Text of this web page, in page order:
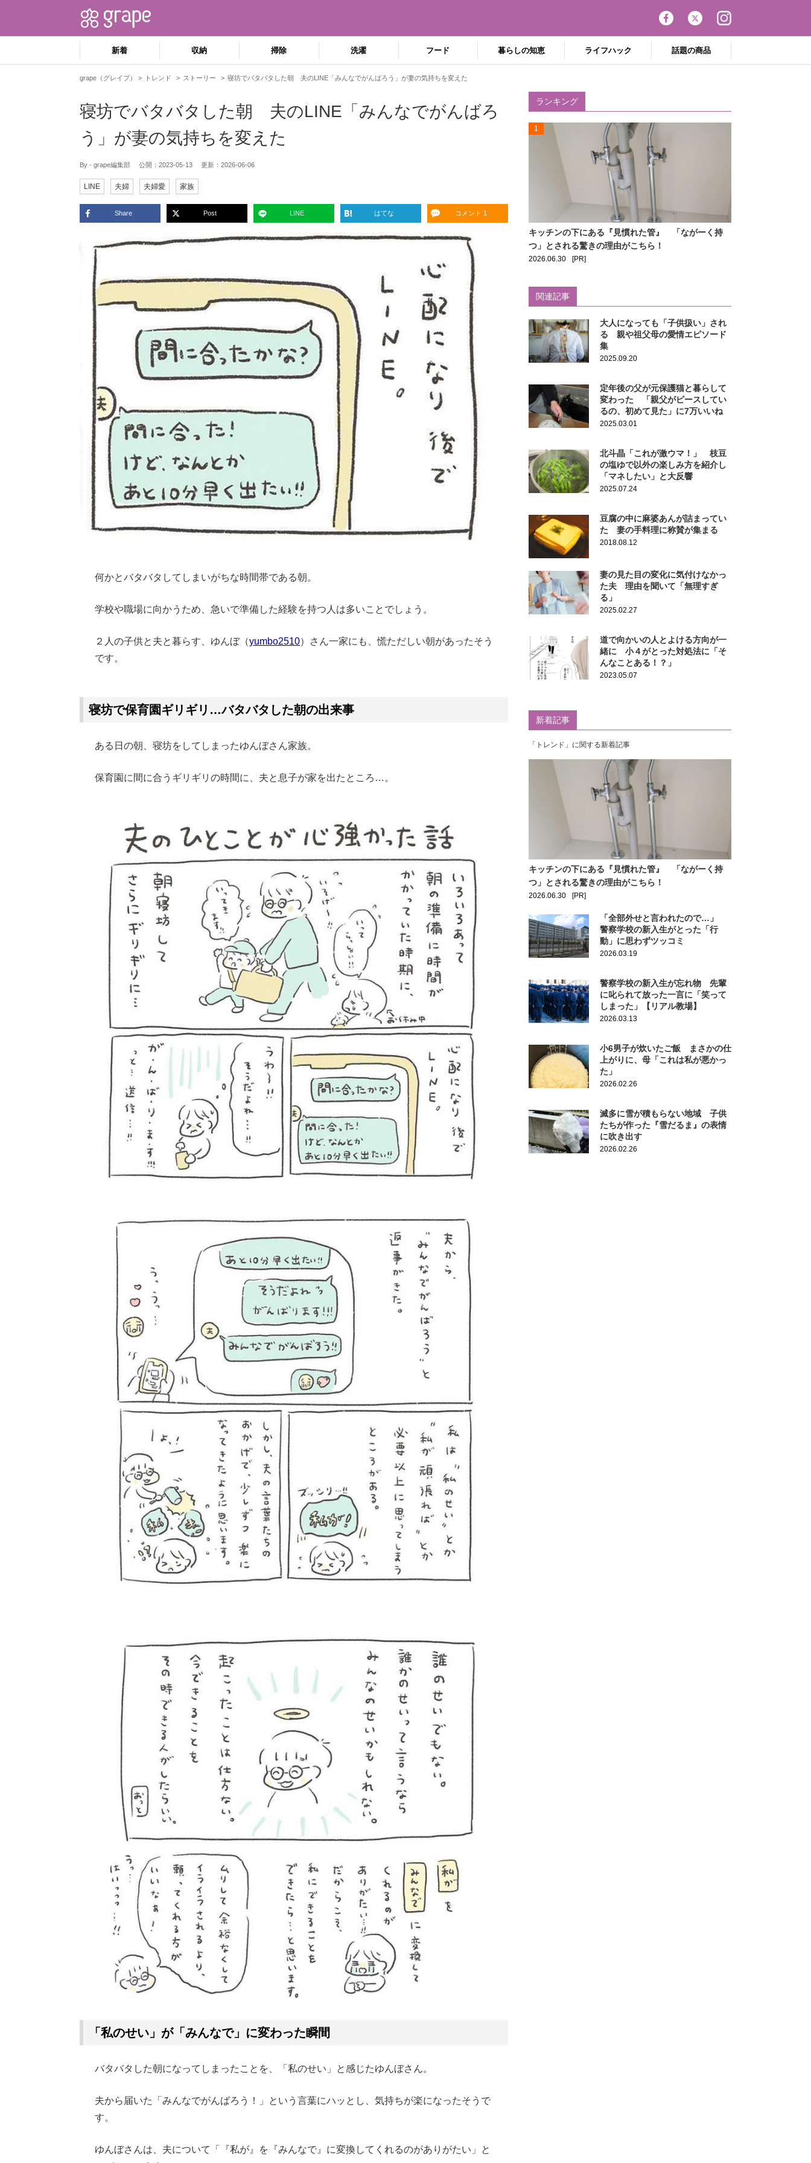
新着 収納 掃除 洗濯 フード 暮らしの知恵 ライフハック 話題の商品
grape（グレイプ） トレンド ストーリー 寝坊でバタバタした朝 夫のLINE「みんなでがんばろう」が妻の気持ちを変えた
寝坊でバタバタした朝 夫のLINE「みんなでがんばろ
う」が妻の気持ちを変えた
By - grape編集部 公開： 2023-05-13 更新： 2026-06-06
LINE 夫婦 夫婦愛 家族
Share Post LINE はてな コメント 1
何かとバタバタしてしまいがちな時間帯である朝。
学校や職場に向かうため、急いで準備した経験を持つ人は多いことでしょう。
２人の子供と夫と暮らす、ゆんぼ（yumbo2510）さん一家にも、慌ただしい朝があったそう
です。
寝坊で保育園ギリギリ…バタバタした朝の出来事
ある日の朝、寝坊をしてしまったゆんぼさん家族。
保育園に間に合うギリギリの時間に、夫と息子が家を出たところ…。
「私のせい」が「みんなで」に変わった瞬間
バタバタした朝になってしまったことを、「私のせい」と感じたゆんぼさん。
夫から届いた「みんなでがんばろう！」という言葉にハッとし、気持ちが楽になったそうで
す。
ゆんぼさんは、夫について「『私が』を『みんなで』に変換してくれるのがありがたい」と
ランキング
1
キッチンの下にある『見慣れた管』 「ながーく持
つ」とされる驚きの理由がこちら！
2026.06.30 [PR]
関連記事
大人になっても「子供扱い」され
る 親や祖父母の愛情エピソード
集
2025.09.20
定年後の父が元保護猫と暮らして
変わった 「親父がピースしてい
るの、初めて見た」に7万いいね
2025.03.01
北斗晶「これが激ウマ！」 枝豆
の塩ゆで以外の楽しみ方を紹介し
「マネしたい」と大反響
2025.07.24
豆腐の中に麻婆あんが詰まってい
た 妻の手料理に称賛が集まる
2018.08.12
妻の見た目の変化に気付けなかっ
た夫 理由を聞いて「無理すぎ
る」
2025.02.27
道で向かいの人とよける方向が一
緒に 小４がとった対処法に「そ
んなことある！？」
2023.05.07
新着記事
「トレンド」に関する新着記事
キッチンの下にある『見慣れた管』 「ながーく持
つ」とされる驚きの理由がこちら！
2026.06.30 [PR]
「全部外せと言われたので…」
警察学校の新入生がとった「行
動」に思わずツッコミ
2026.03.19
警察学校の新入生が忘れ物 先輩
に叱られて放った一言に「笑って
しまった」【リアル教場】
2026.03.13
小6男子が炊いたご飯 まさかの仕
上がりに、母「これは私が悪かっ
た」
2026.02.26
滅多に雪が積もらない地域 子供
たちが作った『雪だるま』の表情
に吹き出す
2026.02.26